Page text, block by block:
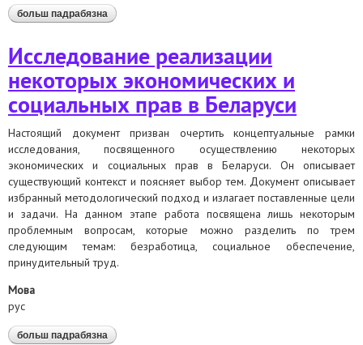
больш падрабязна аб даследаванне рэалізацыі некаторых
эканамічных і сацыяльных правоў у беларусі
Исследование реализации
некоторых экономических и
социальных прав в Беларуси
Настоящий документ призван очертить концептуальные рамки
исследования, посвященного осуществлению некоторых
экономических и социальных прав в Беларуси. Он описывает
существующий контекст и поясняет выбор тем. Документ описывает
избранный методологический подход и излагает поставленные цели
и задачи. На данном этапе работа посвящена лишь некоторым
проблемным вопросам, которые можно разделить по трем
следующим темам: безработица, социальное обеспечение,
принудительный труд.
Мова
рус
больш падрабязна аб исследование реализации некоторых